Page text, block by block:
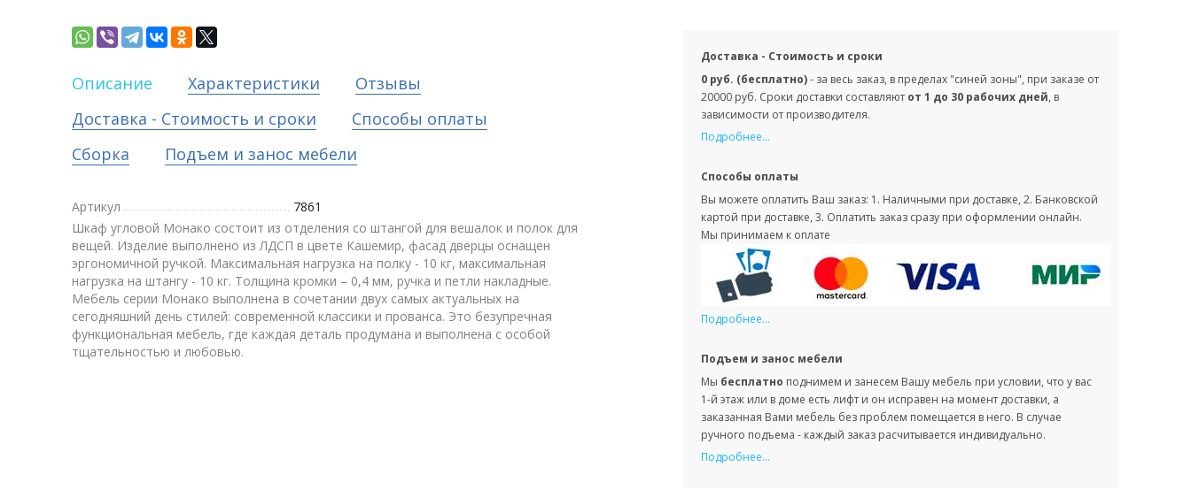
Доставка - Стоимость и сроки
0 руб. (бесплатно)- за весь заказ, в пределах "синей зоны", при заказе от
20000 руб. Сроки доставки составляют от 1 до 30 рабочих дней, в
зависимости от производителя.
Подробнее...
Способы оплаты
Вы можете оплатить Ваш заказ: 1. Наличными при доставке, 2. Банковской
картой при доставке, 3. Оплатить заказ сразу при оформлении онлайн.
Мы принимаем к оплате
Подробнее...
Подъем и занос мебели
Мы бесплатно поднимем и занесем Вашу мебель при условии, что у вас
1-й этаж или в доме есть лифт и он исправен на момент доставки, а
заказанная Вами мебель без проблем помещается в него. В случае
ручного подъема - каждый заказ расчитывается индивидуально.
Подробнее...
Описание Характеристики
Отзывы
Доставка - Стоимость и сроки
Способы оплаты
Сборка
Подъем и занос мебели
Артикул
7861
Шкаф угловой Монако состоит из отделения со штангой для вешалок и полок для
вещей. Изделие выполнено из ЛДСП в цвете Кашемир, фасад дверцы оснащен
эргономичной ручкой. Максимальная нагрузка на полку - 10 кг, максимальная
нагрузка на штангу - 10 кг. Толщина кромки – 0,4 мм, ручка и петли накладные.
Мебель серии Монако выполнена в сочетании двух самых актуальных на
сегодняшний день стилей: современной классики и прованса. Это безупречная
функциональная мебель, где каждая деталь продумана и выполнена с особой
тщательностью и любовью.